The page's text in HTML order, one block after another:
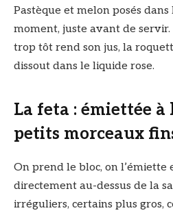
Pastèque et melon posés
moment, juste avant de
trop tôt rend son jus, la
dissout dans le liquide rose.
La feta : émiettée à
petits morceaux
On prend le bloc, on l’émiette
directement au-dessus de la
irréguliers, certains plus gros,